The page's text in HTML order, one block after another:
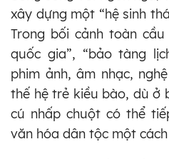
xây dựng một “hệ sinh
Trong bối cảnh toàn
quốc gia”, “bảo tàng
phim ảnh, âm nhạc,
thế hệ trẻ kiều bào, dù ở
cú nhấp chuột có thể
văn hóa dân tộc một